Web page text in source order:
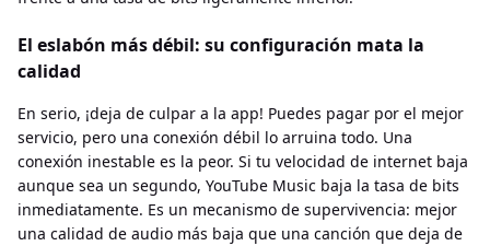
El eslabón más débil: su configuración mata la
calidad
En serio, ¡deja de culpar a la app! Puedes pagar por el mejor
servicio, pero una conexión débil lo arruina todo. Una
conexión inestable es la peor. Si tu velocidad de internet baja
aunque sea un segundo, YouTube Music baja la tasa de bits
inmediatamente. Es un mecanismo de supervivencia: mejor
una calidad de audio más baja que una canción que deja de